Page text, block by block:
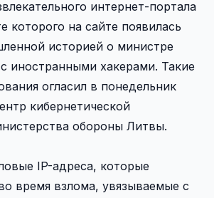
интернет-портала
которого на сайте появилась
историей о министре
иностранными хакерами. Такие
огласил в понедельник
кибернетической
обороны Литвы.
IP-адреса, которые
время взлома, увязываемые с